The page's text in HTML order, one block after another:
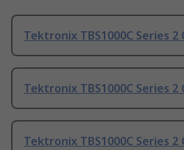
Tektronix TBS1000C Series 2
Tektronix TBS1000C Series 2
Tektronix TBS1000C Series 2